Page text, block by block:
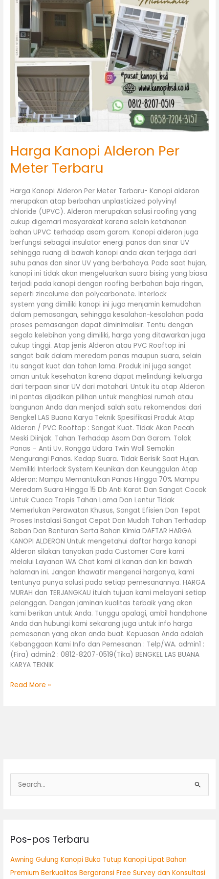
Harga Kanopi Alderon Per
Meter Terbaru
Harga Kanopi Alderon Per Meter Terbaru- Kanopi alderon
merupakan atap berbahan unplasticized polyvinyl
chloride (UPVC). Alderon merupakan solusi roofing yang
cukup digemari masyarakat karena selain ketahanan
bahan UPVC terhadap asam garam. Kanopi alderon juga
berfungsi sebagai insulator energi panas dan sinar UV
sehingga ruang di bawah kanopi anda akan terjaga dari
suhu panas dan sinar UV yang berbahaya. Pada saat hujan,
kanopi ini tidak akan mengeluarkan suara bising yang biasa
terjadi pada kanopi dengan roofing berbahan baja ringan,
seperti zincalume dan polycarbonate. Interlock
system yang dimiliki kanopi ini juga menjamin kemudahan
dalam pemasangan, sehingga kesalahan-kesalahan pada
proses pemasangan dapat diminimalisir. Tentu dengan
segala kelebihan yang dimiliki, harga yang ditawarkan juga
cukup tinggi. Atap jenis Alderon atau PVC Rooftop ini
sangat baik dalam meredam panas maupun suara, selain
itu sangat kuat dan tahan lama. Produk ini juga sangat
aman untuk kesehatan karena dapat melindungi keluarga
dari terpaan sinar UV dari matahari. Untuk itu atap Alderon
ini pantas dijadikan pilihan untuk menghiasi rumah atau
bangunan Anda dan menjadi salah satu rekomendasi dari
Bengkel LAS Buana Karya Teknik Spesifikasi Produk Atap
Alderon / PVC Rooftop : Sangat Kuat. Tidak Akan Pecah
Meski Diinjak. Tahan Terhadap Asam Dan Garam. Tolak
Panas – Anti Uv. Rongga Udara Twin Wall Semakin
Mengurangi Panas. Kedap Suara. Tidak Berisik Saat Hujan.
Memiliki Interlock System Keunikan dan Keunggulan Atap
Alderon: Mampu Memantulkan Panas Hingga 70% Mampu
Meredam Suara Hingga 15 Db Anti Karat Dan Sangat Cocok
Untuk Cuaca Tropis Tahan Lama Dan Lentur Tidak
Memerlukan Perawatan Khusus, Sangat Efisien Dan Tepat
Proses Instalasi Sangat Cepat Dan Mudah Tahan Terhadap
Beban Dan Benturan Serta Bahan Kimia DAFTAR HARGA
KANOPI ALDERON Untuk mengetahui daftar harga kanopi
Alderon silakan tanyakan pada Customer Care kami
melalui Layanan WA Chat kami di kanan dan kiri bawah
halaman ini. Jangan khawatir mengenai harganya, kami
tentunya punya solusi pada setiap pemesanannya. HARGA
MURAH dan TERJANGKAU itulah tujuan kami melayani setiap
pelanggan. Dengan jaminan kualitas terbaik yang akan
kami berikan untuk Anda. Tunggu apalagi, ambil handphone
Anda dan hubungi kami sekarang juga untuk info harga
pemesanan yang akan anda buat. Kepuasan Anda adalah
Kebanggaan Kami Info dan Pemesanan : Telp/WA. admin1 :
(Fira) admin2 : 0812-8207-0519(Tika) BENGKEL LAS BUANA
KARYA TEKNIK
Read More »
a
u
Pos-pos Terbaru
Awning Gulung Kanopi Buka Tutup Kanopi Lipat Bahan
Premium Berkualitas Bergaransi Free Survey dan Konsultasi